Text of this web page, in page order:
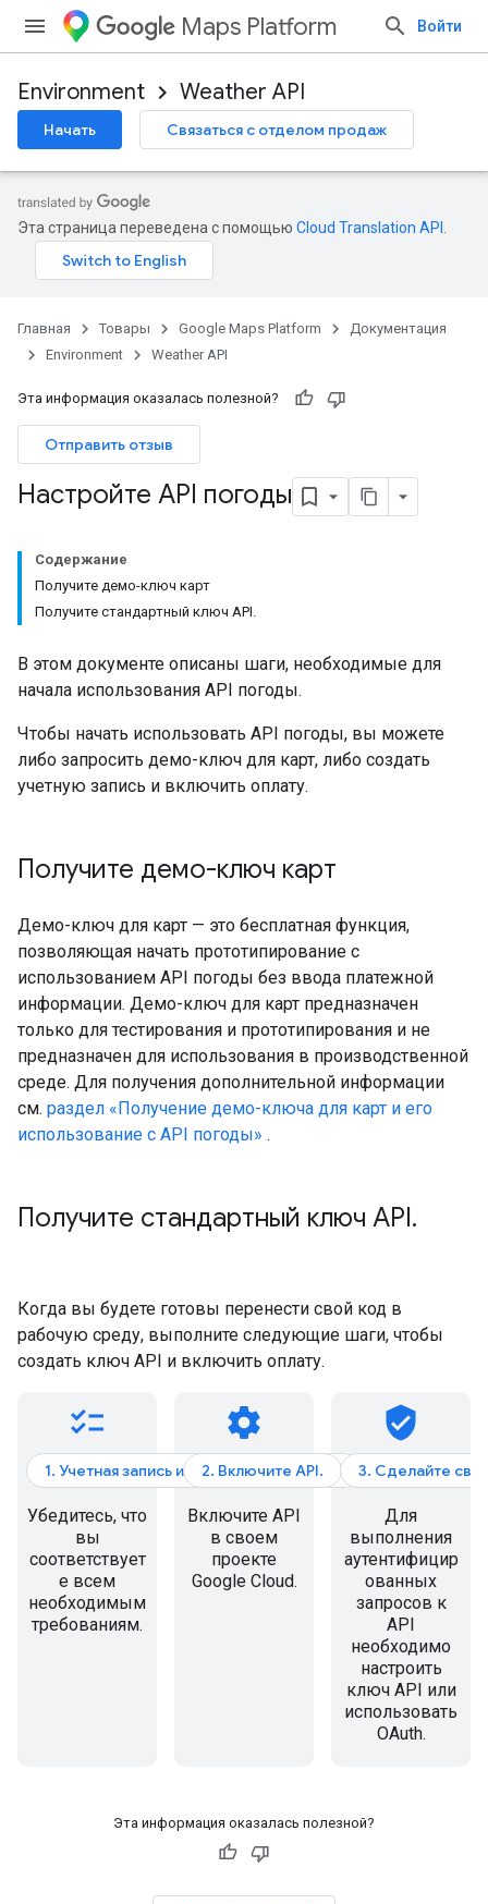
Maps Platform Войти
Environment Weather API
Начать Связаться с отделом продаж
Эта страница переведена с помощью Cloud Translation API
Главная Товары Google Maps Platform
Документация
Environment
Weather API
Эта информация оказалась полезной?
Отправить отзыв
Настройте API погоды
Содержание
Получите демо-ключ карт
Получите стандартный ключ API.
В этом документе описаны шаги, необходимые для
начала использования API погоды.
Чтобы начать использовать API погоды, вы можете
либо запросить демо-ключ для карт, либо создать
учетную запись и включить оплату.
Получите демо-ключ карт
Демо-ключ для карт — это бесплатная функция,
позволяющая начать прототипирование с
использованием API погоды без ввода платежной
информации. Демо-ключ для карт предназначен
только для тестирования и прототипирования и не
предназначен для использования в производственной
среде. Для получения дополнительной информации
см. раздел «Получение демо-ключа для карт и его
использование с API погоды» .
Получите стандартный ключ API.
Когда вы будете готовы перенести свой код в
рабочую среду, выполните следующие шаги, чтобы
создать ключ API и включить оплату.
checklist
1. Учетная запись и выставление счетов
Убедитесь, что
вы
соответствует
е всем
необходимым
требованиям.
settings
2. Включите API.
Включите API
в своем
проекте
Google Cloud.
verified_user
3. Сделайте
Для
выполнения
аутентифицир
ованных
запросов к
API
необходимо
настроить
ключ API или
использовать
OAuth.
Эта информация оказалась полезной?